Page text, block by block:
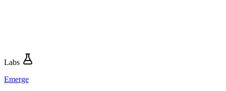
Labs
Emerge